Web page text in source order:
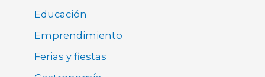
Educación
Emprendimiento
Ferias y fiestas